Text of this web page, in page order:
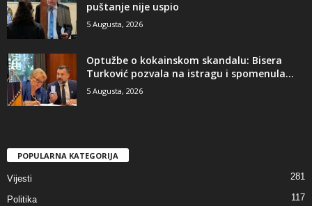
puštanje nije uspio
5 Augusta, 2026
​Optužbe o kokainskom skandalu: Bisera
Turković pozvala na istragu i spomenula...
5 Augusta, 2026
POPULARNA KATEGORIJA
Vijesti 281
Politika 117